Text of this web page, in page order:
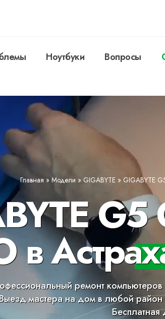
Ноутбуки Вопросы
Главная » Модели » GIGABYTE » GIGABYTE
G5
в
ремонт компьютеров
Выезд мастера на дом в любой район
Бесплатная